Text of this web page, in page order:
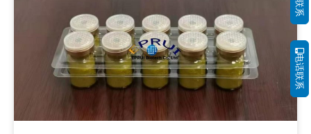
电话联系